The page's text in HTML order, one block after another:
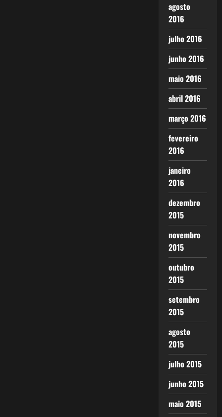
agosto
2016
julho 2016
junho 2016
maio 2016
abril 2016
março 2016
fevereiro
2016
janeiro
2016
dezembro
2015
novembro
2015
outubro
2015
setembro
2015
agosto
2015
julho 2015
junho 2015
maio 2015